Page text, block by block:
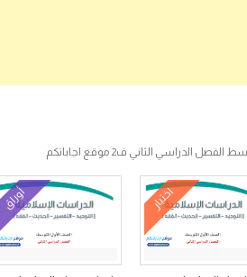
الثاني ف2 موقع اجاباتكم
اختبار أوراق